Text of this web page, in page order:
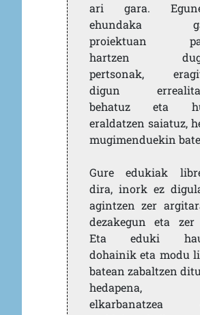
ari gara.
ehundaka
proiektuan
hartzen
pertsonak,
digun
behatuz eta
eraldatzen saiatuz,
mugimenduekin
Gure edukiak
dira, inork ez
agintzen zer
dezakegun eta zer
Eta eduki
dohainik eta modu
batean zabaltzen
hedapena,
elkarbanatzea